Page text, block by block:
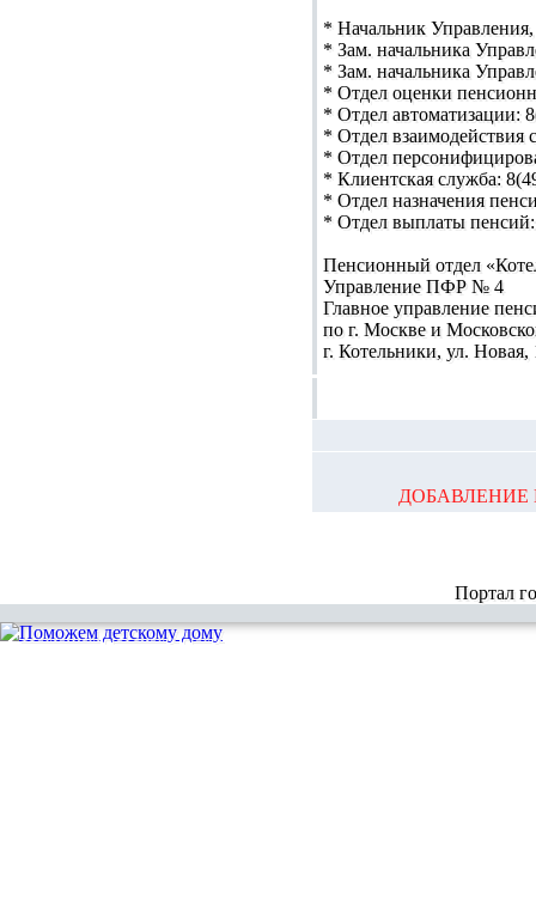
* Начальник
* Зам. начальника
* Зам. начальника
* Отдел оценки
* Отдел автоматизации:
* Отдел взаимодействия
* Отдел
* Клиентская служба:
* Отдел назначения
* Отдел выплаты
Пенсионный отдел
Управление ПФР № 4
Главное управление
по г. Москве и
г. Котельники, ул. Новая,
ДОБАВЛЕНИЕ
Портал